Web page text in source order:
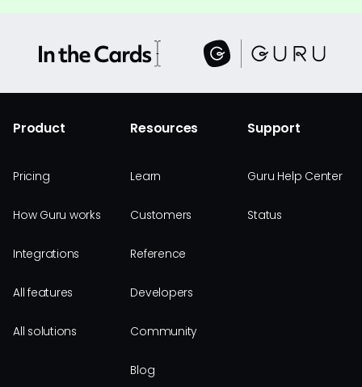
Product
Pricing
How Guru works
Integrations
All features
All solutions
Resources
Learn
Customers
Reference
Developers
Community
Blog
Support
Guru Help Center
Status